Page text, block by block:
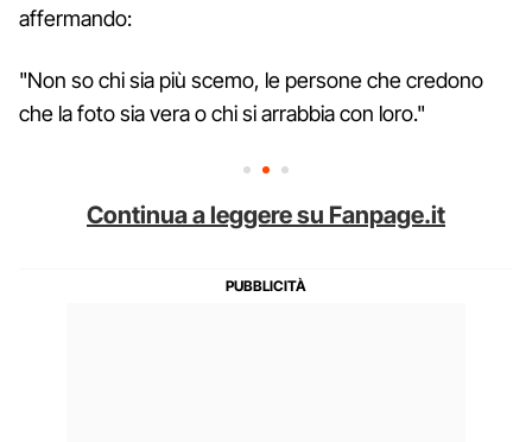
affermando:
"Non so chi sia più scemo, le persone che credono
che la foto sia vera o chi si arrabbia con loro."
Continua a leggere su Fanpage.it